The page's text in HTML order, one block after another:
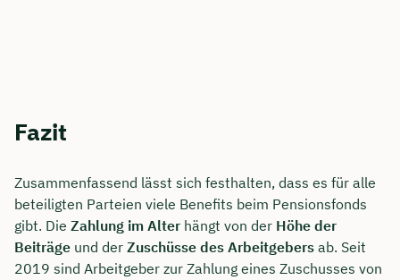
Fazit
Zusammenfassend lässt sich festhalten, dass es für alle
beteiligten Parteien viele Benefits beim Pensionsfonds
gibt. Die Zahlung im Alter hängt von der Höhe der
Beiträge und der Zuschüsse des Arbeitgebers ab. Seit
2019 sind Arbeitgeber zur Zahlung eines Zuschusses von